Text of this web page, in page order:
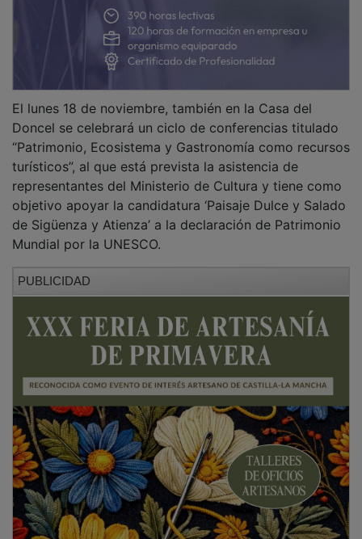
El lunes 18 de noviembre, también en la Casa del
Doncel se celebrará un ciclo de conferencias titulado
“Patrimonio, Ecosistema y Gastronomía como recursos
turísticos”, al que está prevista la asistencia de
representantes del Ministerio de Cultura y tiene como
objetivo apoyar la candidatura ‘Paisaje Dulce y Salado
de Sigüenza y Atienza’ a la declaración de Patrimonio
Mundial por la UNESCO.